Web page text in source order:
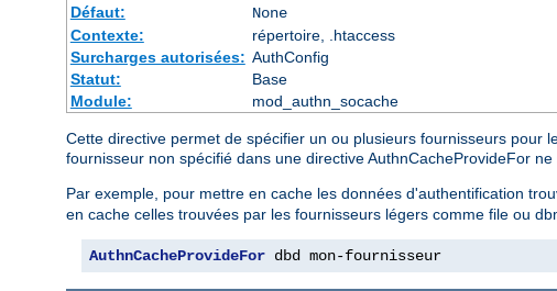
Défaut:
None
Contexte:
répertoire, .htaccess
Surcharges autorisées: AuthConfig
Statut:
Base
Module:
mod_authn_socache
Cette directive permet de spécifier un ou plusieurs fournisseurs
fournisseur non spécifié dans une directive AuthnCacheProvideFor
Par exemple, pour mettre en cache les données d'authentification
en cache celles trouvées par les fournisseurs légers comme file ou
AuthnCacheProvideFor dbd mon-fournisseur